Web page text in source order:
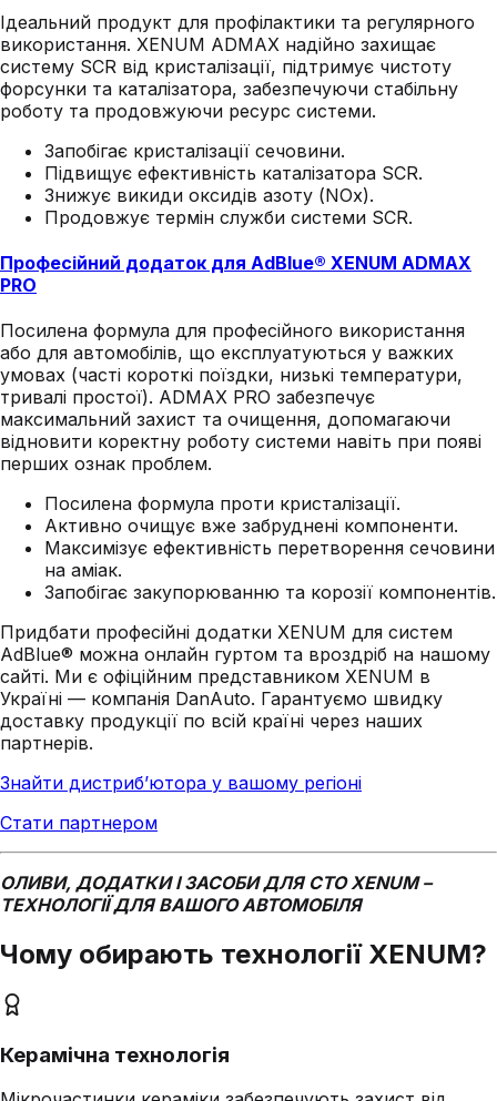
Ідеальний продукт для профілактики та регулярного
використання. XENUM ADMAX надійно захищає
систему SCR від кристалізації, підтримує чистоту
форсунки та каталізатора, забезпечуючи стабільну
роботу та продовжуючи ресурс системи.
Запобігає кристалізації сечовини.
Підвищує ефективність каталізатора SCR.
Знижує викиди оксидів азоту (NOx).
Продовжує термін служби системи SCR.
Професійний додаток для AdBlue® XENUM ADMAX
PRO
Посилена формула для професійного використання
або для автомобілів, що експлуатуються у важких
умовах (часті короткі поїздки, низькі температури,
тривалі простої). ADMAX PRO забезпечує
максимальний захист та очищення, допомагаючи
відновити коректну роботу системи навіть при появі
перших ознак проблем.
Посилена формула проти кристалізації.
Активно очищує вже забруднені компоненти.
Максимізує ефективність перетворення сечовини
на аміак.
Запобігає закупорюванню та корозії компонентів.
Придбати професійні додатки XENUM для систем
AdBlue® можна онлайн гуртом та вроздріб на нашому
сайті. Ми є офіційним представником XENUM в
Україні — компанія DanAuto. Гарантуємо швидку
доставку продукції по всій країні через наших
партнерів.
Знайти дистриб’ютора у вашому регіоні
Стати партнером
ОЛИВИ, ДОДАТКИ І ЗАСОБИ ДЛЯ СТО XENUM –
ТЕХНОЛОГІЇ ДЛЯ ВАШОГО АВТОМОБІЛЯ
Чому обирають технології XENUM?
Керамічна технологія